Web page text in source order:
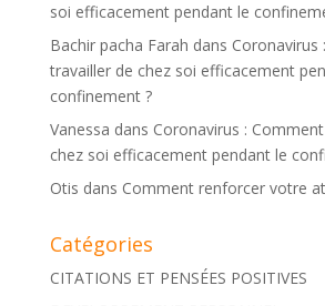
soi efficacement pendant le
Bachir pacha Farah dans Coronavirus
travailler de chez soi efficacement
confinement ?
Vanessa dans Coronavirus :
chez soi efficacement pendant le
Otis dans Comment renforcer votre
Catégories
CITATIONS ET PENSÉES POSITIVES